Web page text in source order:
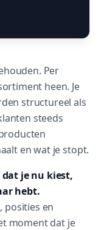
Per
heen. Je
structureel als
steeds
en wat je stopt.
je nu kiest,
hebt.
posities en
moment dat je